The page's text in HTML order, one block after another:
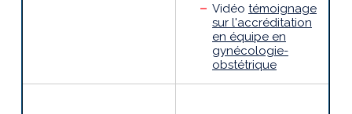
Vidéo témoignage
sur l'accréditation
en équipe en
gynécologie-
obstétrique